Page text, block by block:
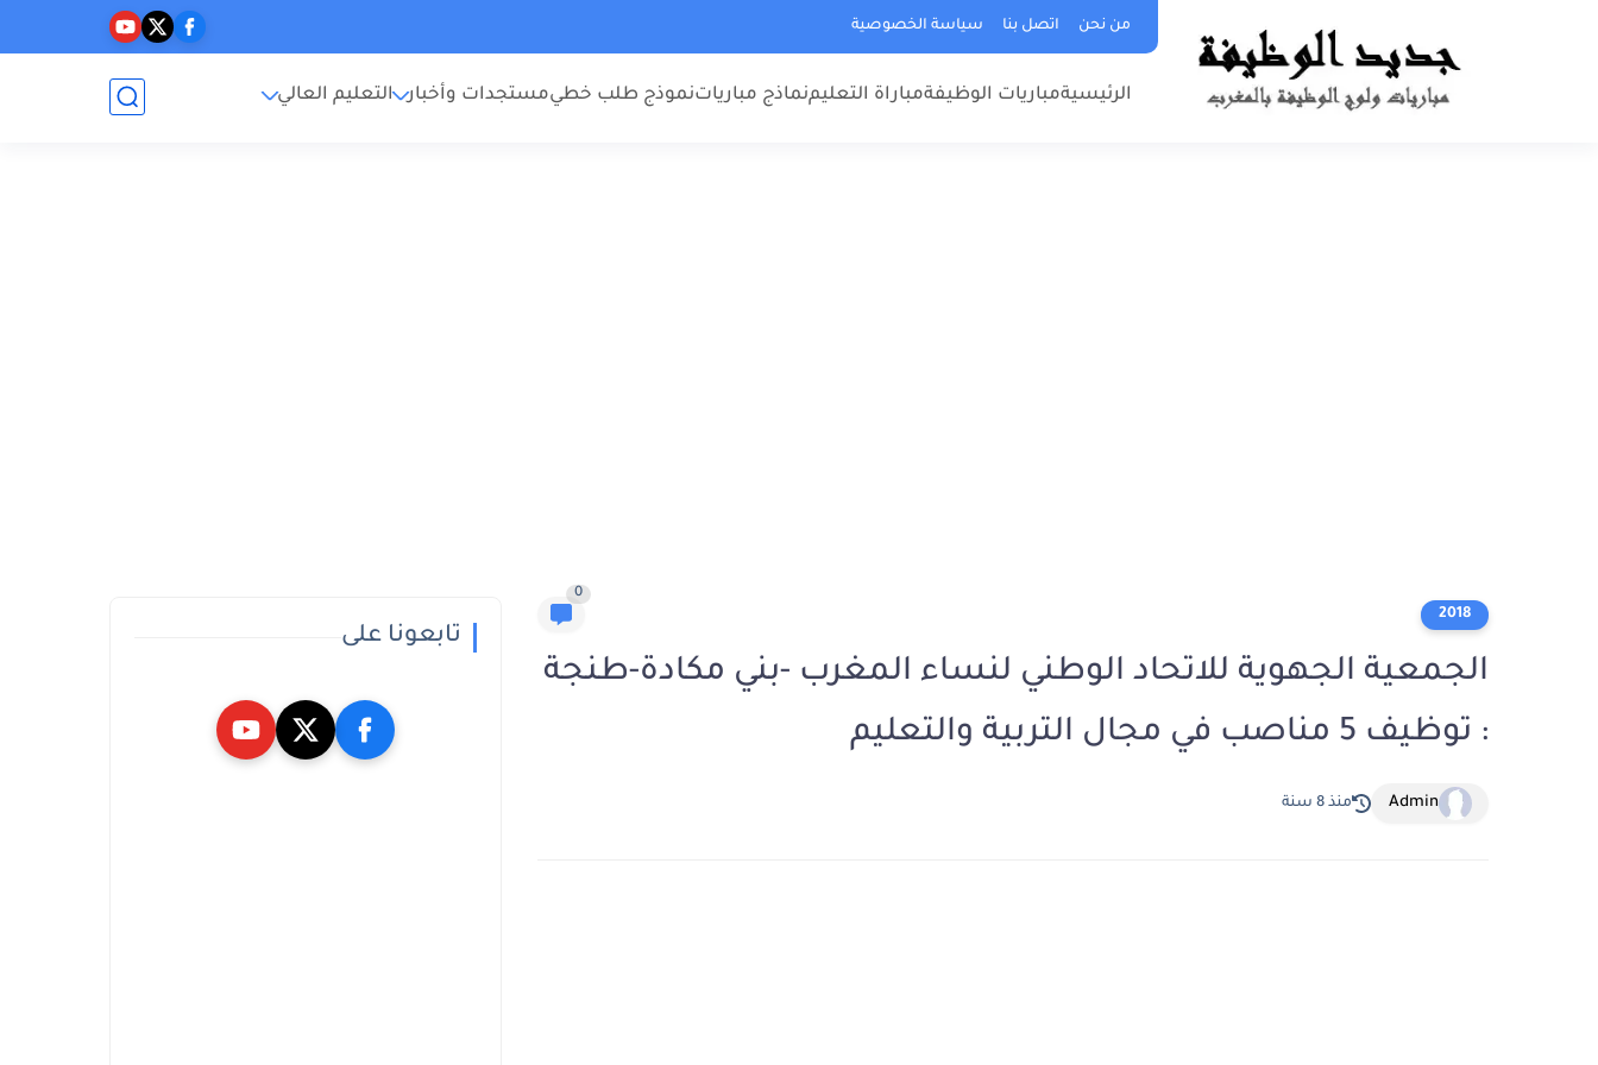
من نحن اتصل بنا سياسة الخصوصية
الرئيسيةمباريات الوظيفةمباراة التعليمنماذج مبارياتنموذج طلب خطيمستجدات وأخبار التعليم العالي
2018
0
الجمعية الجهوية للاتحاد الوطني لنساء المغرب -بني مكادة-طنجة
: توظيف 5 مناصب في مجال التربية والتعليم
Admin منذ 8 سنة
تابعونا على